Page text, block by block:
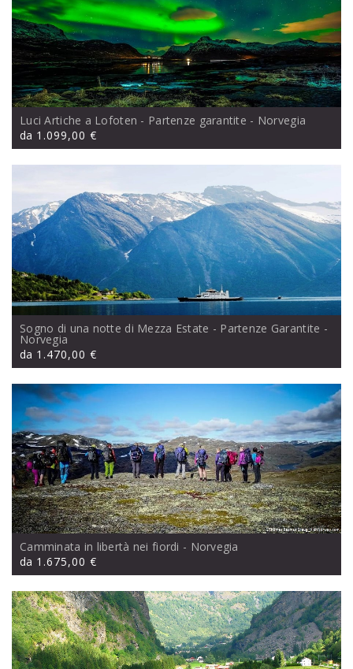
Luci Artiche a Lofoten - Partenze garantite - Norvegia
da 1.099,00 €
Sogno di una notte di Mezza Estate - Partenze Garantite -
Norvegia
da 1.470,00 €
Camminata in libertà nei fiordi - Norvegia
da 1.675,00 €